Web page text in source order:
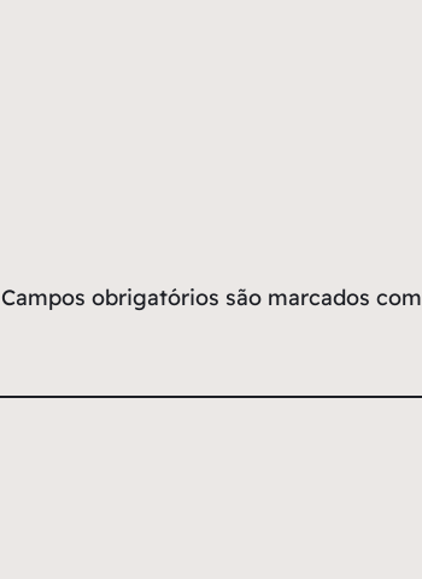
Campos obrigatórios são marcados com